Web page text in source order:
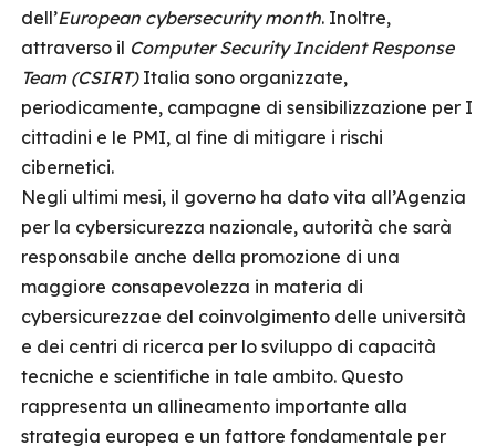
dell’European cybersecurity month. Inoltre,
attraverso il Computer Security Incident Response
Team (CSIRT)Italia sono organizzate,
periodicamente, campagne di sensibilizzazione per I
cittadini e le PMI, al fine di mitigare i rischi
cibernetici.
Negli ultimi mesi, il governo ha dato vita all’Agenzia
per la cybersicurezza nazionale, autorità che sarà
responsabile anche della promozione di una
maggiore consapevolezza in materia di
cybersicurezzae del coinvolgimento delle università
e dei centri di ricerca per lo sviluppo di capacità
tecniche e scientifiche in tale ambito. Questo
rappresenta un allineamento importante alla
strategia europea e un fattore fondamentale per